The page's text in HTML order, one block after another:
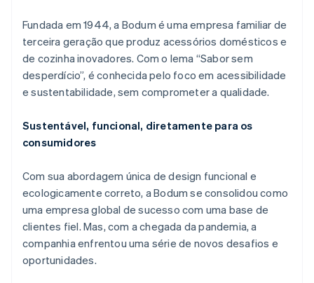
Radar
Prevenção de fraudes
Atlas
Incorporação de startups
Climate
Identity
Verificação de identidade
Stripe Sessions 2026
Veja como a Stripe está construindo a infraestrutura
Assista agora
Ecossistema
Parceiros
Stripe App Marketplace
Fundada em 1944, a Bodum é uma empresa familiar de
terceira geração que produz acessórios domésticos e
de cozinha inovadores. Com o lema “Sabor sem
desperdício”, é conhecida pelo foco em acessibilidade
e sustentabilidade, sem comprometer a qualidade.
Sustentável, funcional, diretamente para os
consumidores
Com sua abordagem única de design funcional e
ecologicamente correto, a Bodum se consolidou como
uma empresa global de sucesso com uma base de
clientes fiel. Mas, com a chegada da pandemia, a
companhia enfrentou uma série de novos desafios e
oportunidades.